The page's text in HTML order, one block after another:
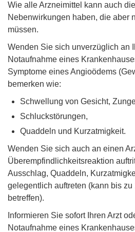
Wie alle Arzneimittel kann auch
Nebenwirkungen haben, die aber
müssen.
Wenden Sie sich unverzüglich an
Notaufnahme eines
Symptome eines Angioödems
bemerken wie:
Schwellung von Gesicht,
Schluckstörungen,
Quaddeln und Kurzatmigkeit.
Wenden Sie sich auch an einen
Überempfindlichkeitsreaktion
Ausschlag, Quaddeln,
gelegentlich auftreten (kann bis
betreffen).
Informieren Sie sofort Ihren Arzt
Notaufnahme eines